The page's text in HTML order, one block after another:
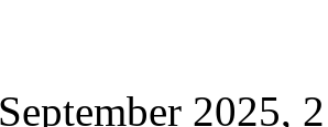
2025,